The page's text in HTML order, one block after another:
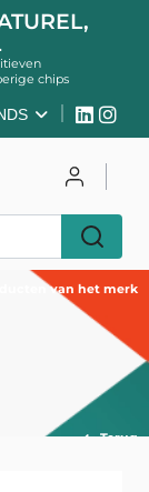
chips
van het merk
Terug